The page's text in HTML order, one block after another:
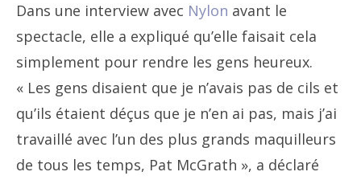
Dans une interview avec Nylon avant le
spectacle, elle a expliqué qu’elle faisait cela
simplement pour rendre les gens heureux.
« Les gens disaient que je n’avais pas de cils et
qu’ils étaient déçus que je n’en ai pas, mais j’ai
travaillé avec l’un des plus grands maquilleurs
de tous les temps, Pat McGrath », a déclaré